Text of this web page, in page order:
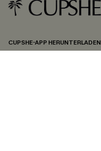
CUPSHE-APP HERUNTERLADEN